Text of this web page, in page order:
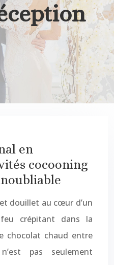
en
cocooning
douillet au cœur d’un
crépitant dans la
chocolat chaud entre
pas seulement